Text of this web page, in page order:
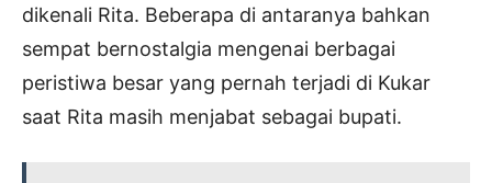
dikenali Rita. Beberapa di antaranya bahkan
sempat bernostalgia mengenai berbagai
peristiwa besar yang pernah terjadi di Kukar
saat Rita masih menjabat sebagai bupati.